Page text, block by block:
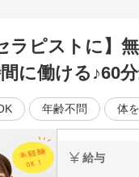
ラピストに】
に働ける♪60
年齢不問 体
給与